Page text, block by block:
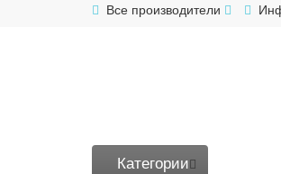
Все производители
Категории